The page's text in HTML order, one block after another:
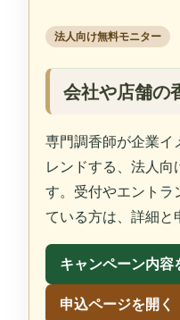
法人向け無料モニター
会社や店舗の
専門調香師が企業イ
レンドする、法人
す。受付やエントラ
ている方は、詳細と
キャンペーン内容
申込ページを開く